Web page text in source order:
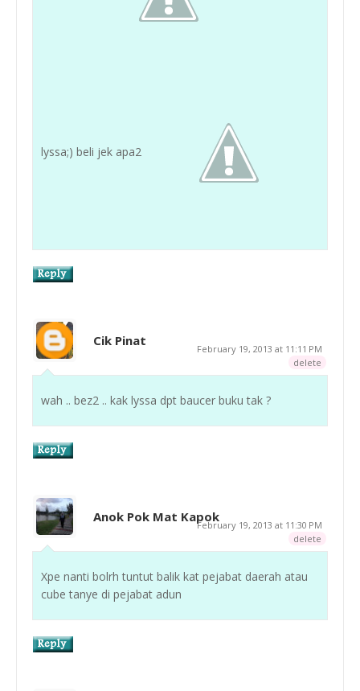
lyssa;) beli jek apa2
Cik Pinat
February 19, 2013 at 11:11 PM
delete
wah .. bez2 .. kak lyssa dpt baucer buku tak ?
Anok Pok Mat Kapok
February 19, 2013 at 11:30 PM
delete
Xpe nanti bolrh tuntut balik kat pejabat daerah atau
cube tanye di pejabat adun